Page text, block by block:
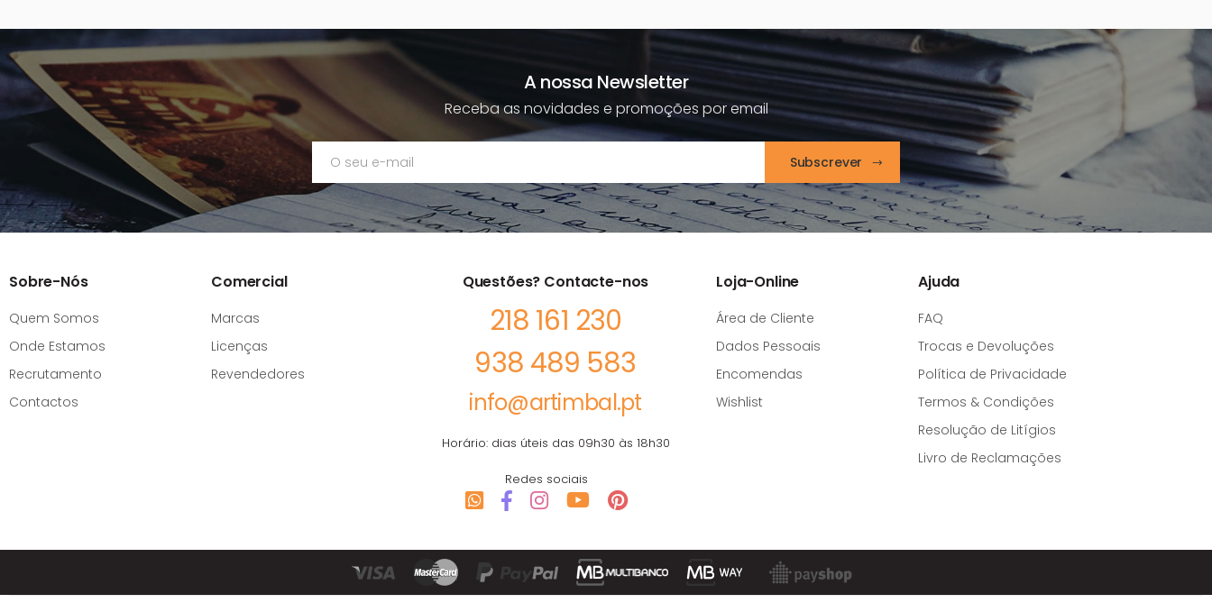
A nossa Newsletter
Receba as novidades e promoções por email
Subscrever
Sobre-Nós
Quem Somos
Onde Estamos
Recrutamento
Contactos
Comercial
Marcas
Licenças
Revendedores
Questões? Contacte-nos
218 161 230
938 489 583
info@artimbal.pt
Horário: dias úteis das 09h30 às 18h30
Redes sociais
Loja-Online
Área de Cliente
Dados Pessoais
Encomendas
Wishlist
Ajuda
FAQ
Trocas e Devoluções
Política de Privacidade
Termos & Condições
Resolução de Litígios
Livro de Reclamações